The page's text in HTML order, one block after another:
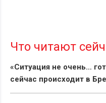
Что читают
«Ситуация не очень…
сейчас происходит в